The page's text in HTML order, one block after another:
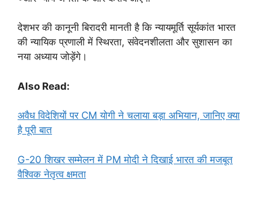
देशभर की कानूनी बिरादरी मानती है कि न्यायमूर्ति सूर्यकांत भारत
की न्यायिक प्रणाली में स्थिरता, संवेदनशीलता और सुशासन का
नया अध्याय जोड़ेंगे।
Also Read:
अवैध विदेशियों पर CM योगी ने चलाया बड़ा अभियान, जानिए क्या
है पूरी बात
G-20 शिखर सम्मेलन में PM मोदी ने दिखाई भारत की मजबूत
वैश्विक नेतृत्व क्षमता